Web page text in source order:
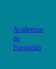
Academias
de
Formação